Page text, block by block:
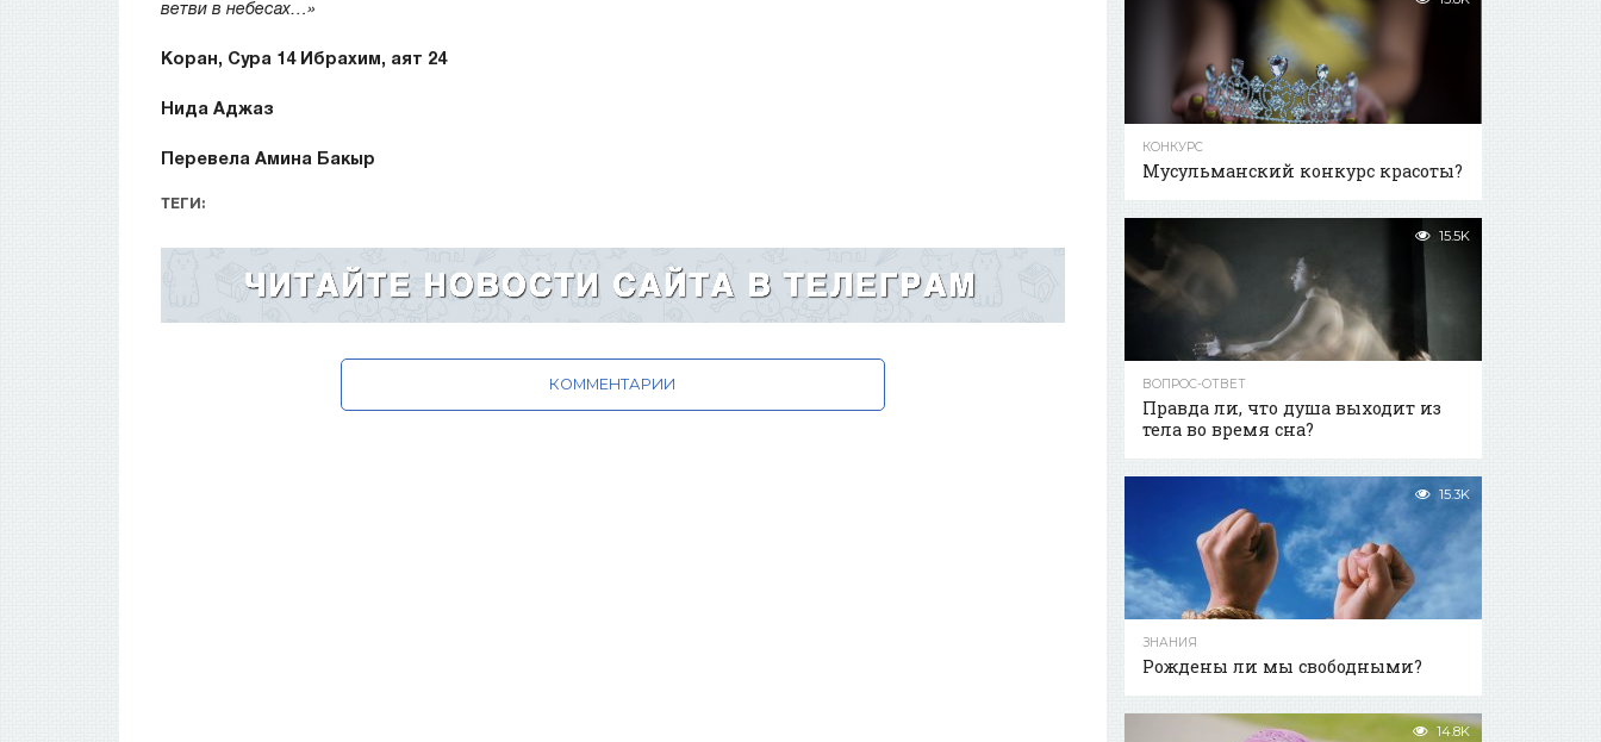
ветви в небесах…»
Коран, Сура 14 Ибрахим, аят 24
Нида Аджаз
Перевела Амина Бакыр
ТЕГИ:
КОММЕНТАРИИ
КОНКУРС
Мусульманский конкурс красоты?
15.5K
ВОПРОС-ОТВЕТ
Правда ли, что душа выходит из
тела во время сна?
15.3K
ЗНАНИЯ
Рождены ли мы свободными?
14.8K